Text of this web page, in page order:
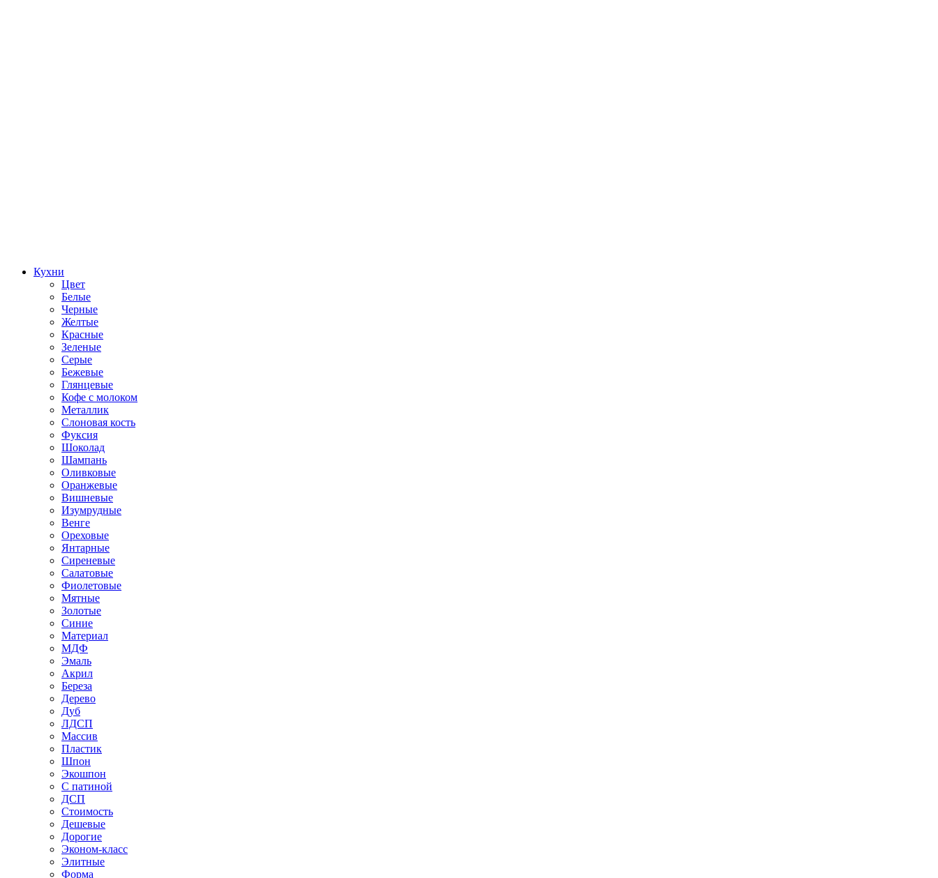
Кухни
Цвет
Белые
Черные
Желтые
Красные
Зеленые
Серые
Бежевые
Глянцевые
Кофе с молоком
Металлик
Слоновая кость
Фуксия
Шоколад
Шампань
Оливковые
Оранжевые
Вишневые
Изумрудные
Венге
Ореховые
Янтарные
Сиреневые
Салатовые
Фиолетовые
Мятные
Золотые
Синие
Материал
МДФ
Эмаль
Акрил
Береза
Дерево
Дуб
ЛДСП
Массив
Пластик
Шпон
Экошпон
С патиной
ДСП
Стоимость
Дешевые
Дорогие
Эконом-класс
Элитные
Форма